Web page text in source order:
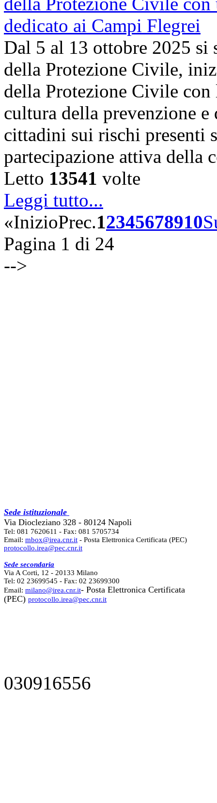
Dal 5 al 13 ottobre 2025 si
della Protezione Civile,
della Protezione Civile
cultura della prevenzione
cittadini sui rischi presenti
partecipazione attiva
Letto 13541 volte
Leggi tutto...
«InizioPrec.12345678910
Pagina 1 di 24
-->
Sede istituzionale
Via Diocleziano 328 - 80124 Napoli
Tel: 081 7620611 - Fax: 081 5705734
Email: mbox@irea.cnr.it - Posta Elettronica Certificata (PEC)
protocollo.irea@pec.cnr.it
Sede secondaria
Via A Corti, 12 - 20133 Milano
Tel: 02 23699545 - Fax: 02 23699300
Email: milano@irea.cnr.it- Posta Elettronica Certificata
(PEC) protocollo.irea@pec.cnr.it
030916556